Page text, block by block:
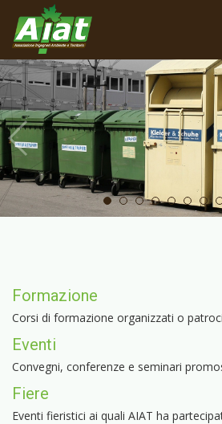
Formazione
Corsi di formazione organizzati o
Eventi
Convegni, conferenze e seminari
Fiere
Eventi fieristici ai quali AIAT ha